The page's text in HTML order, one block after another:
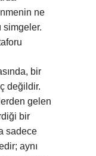
ne
simgeler.
bir
değildir.
gelen
bir
sadece
aynı